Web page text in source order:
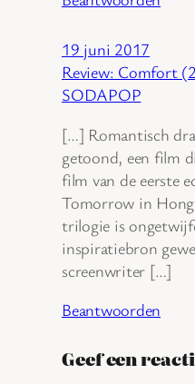
19 juni 2017
Review: Comfort
SODAPOP
[…] Romantisch
getoond, een film
film van de eerste
Tomorrow in
trilogie is
inspiratiebron
screenwriter […]
Beantwoorden
Geef een